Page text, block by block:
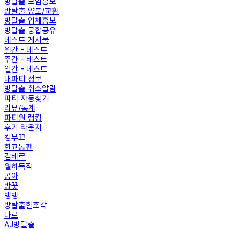
방탈출 양도/교환
방탈출 업체홍보
방탈출 궁합공유
베스트 게시물
월간 - 베스트
주간 - 베스트
일간 - 베스트
내파티 정보
방탈출 취소알람
파티 자동찾기
리뷰/통계
파티원 랭킹
후기 라운지
킹부끄
한교동팬
김베르
월하독작
공아
방꽃
뱅뱅
방탈출한조각
나르
AJ방탈출